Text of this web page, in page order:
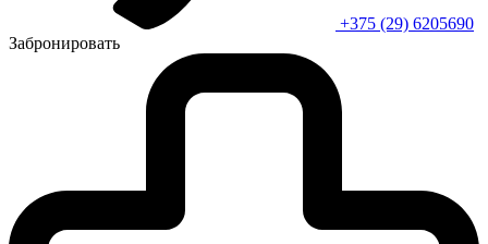
+375 (29) 6205690
Забронировать